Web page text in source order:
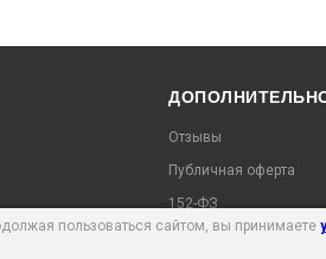
Отзывы
Публичная оферта
152-ФЗ
пользоваться сайтом, вы принимаете